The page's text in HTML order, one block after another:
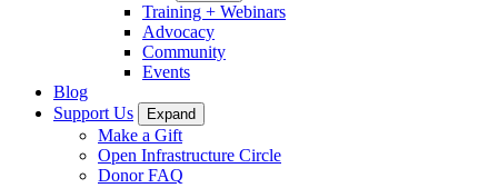
Training + Webinars
Advocacy
Community
Events
Blog
Support Us
Expand
Make a Gift
Open Infrastructure Circle
Donor FAQ